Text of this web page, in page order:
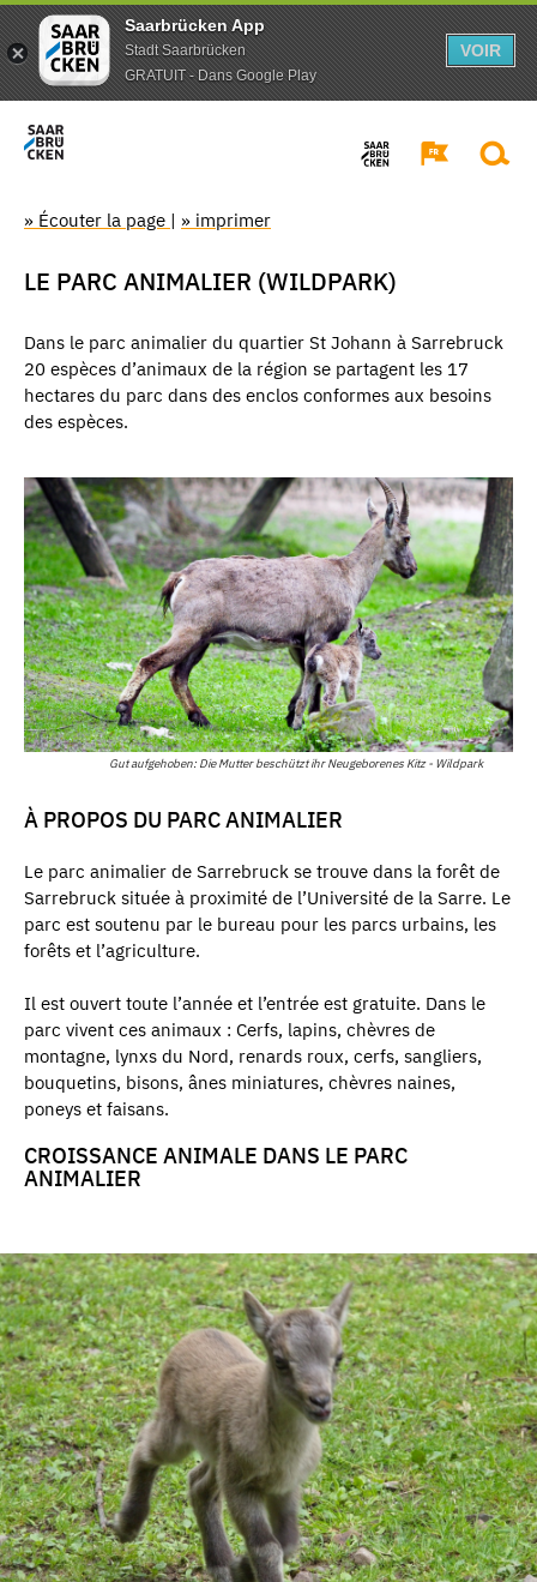
Saarbrücken App
Stadt Saarbrücken
GRATUIT - Dans Google Play
VOIR
» Écouter la page | » imprimer
LE PARC ANIMALIER (WILDPARK)
Dans le parc animalier du quartier St Johann à Sarrebruck
20 espèces d’animaux de la région se partagent les 17
hectares du parc dans des enclos conformes aux besoins
des espèces.
Gut aufgehoben: Die Mutter beschützt ihr Neugeborenes Kitz - Wildpark
À PROPOS DU PARC ANIMALIER
Le parc animalier de Sarrebruck se trouve dans la forêt de
Sarrebruck située à proximité de l’Université de la Sarre. Le
parc est soutenu par le bureau pour les parcs urbains, les
forêts et l’agriculture.
Il est ouvert toute l’année et l’entrée est gratuite. Dans le
parc vivent ces animaux : Cerfs, lapins, chèvres de
montagne, lynxs du Nord, renards roux, cerfs, sangliers,
bouquetins, bisons, ânes miniatures, chèvres naines,
poneys et faisans.
CROISSANCE ANIMALE DANS LE PARC
ANIMALIER